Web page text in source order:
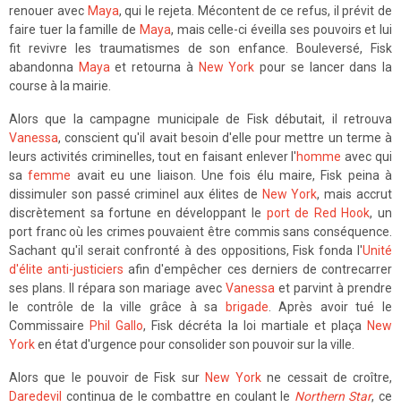
renouer avec Maya, qui le rejeta. Mécontent de ce refus, il prévit de
faire tuer la famille de Maya, mais celle-ci éveilla ses pouvoirs et lui
fit revivre les traumatismes de son enfance. Bouleversé, Fisk
abandonna Maya et retourna à New York pour se lancer dans la
course à la mairie.
Alors que la campagne municipale de Fisk débutait, il retrouva
Vanessa, conscient qu'il avait besoin d'elle pour mettre un terme à
leurs activités criminelles, tout en faisant enlever l'homme avec qui
safemme avait eu une liaison. Une fois élu maire, Fisk peina à
dissimuler son passé criminel aux élites de New York, mais accrut
discrètement sa fortune en développant le port de Red Hook, un
port franc où les crimes pouvaient être commis sans conséquence.
Sachant qu'il serait confronté à des oppositions, Fisk fonda l'Unité
d'élite anti-justiciers afin d'empêcher ces derniers de contrecarrer
ses plans. Il répara son mariage avec Vanessa et parvint à prendre
le contrôle de la ville grâce à sa
brigade . Après avoir tué le
Commissaire Phil Gallo, Fisk décréta la loi martiale et plaça New
Yorken état d'urgence pour consolider son pouvoir sur la ville.
Alors que le pouvoir de Fisk sur New York ne cessait de croître,
Daredevil continua de le combattre en coulant le Northern Star, ce